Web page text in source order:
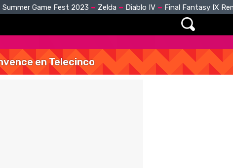
Summer Game Fest 2023 Zelda Diablo IV Final Fantasy IX
en Telecinco